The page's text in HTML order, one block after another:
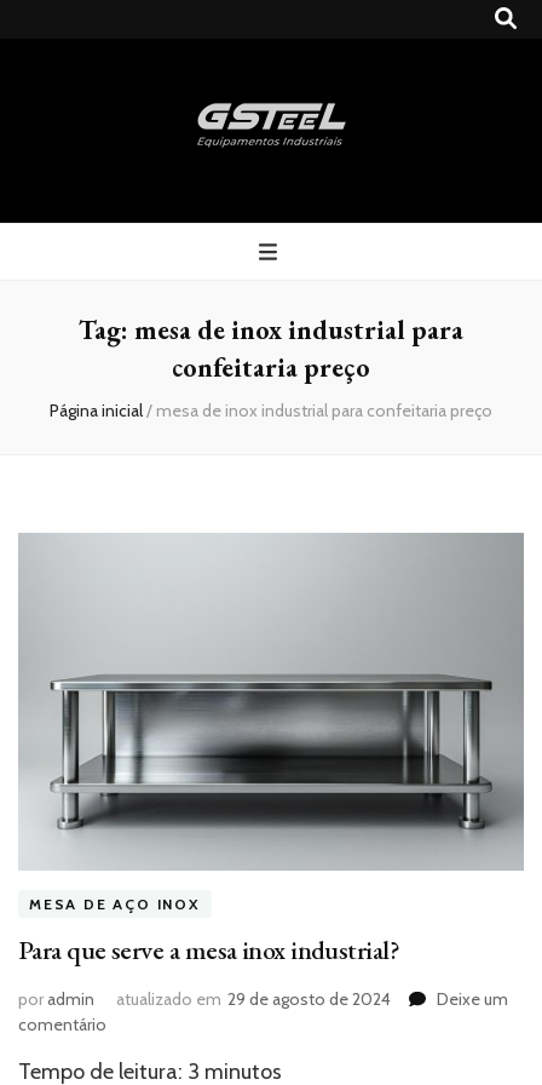
Gsteel
Tag: mesa de inox industrial para
confeitaria preço
Página inicial/ mesa de inox industrial para confeitaria preço
MESA DE AÇO INOX
Para que serve a mesa inox industrial?
poradmin atualizado em 29 de agosto de 2024
Deixe um
comentário
que
Tempo de leitura: 3 minutos